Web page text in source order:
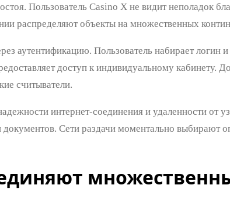
Пользователь Casino X не видит неполадок
распределяют объекты на множественных
аутентификацию. Пользователь набирает логин
доступ к индивидуальному кабинету.
считыватели.
интернет-соединения и удаленности от
документов. Сети раздачи моментально выбирают